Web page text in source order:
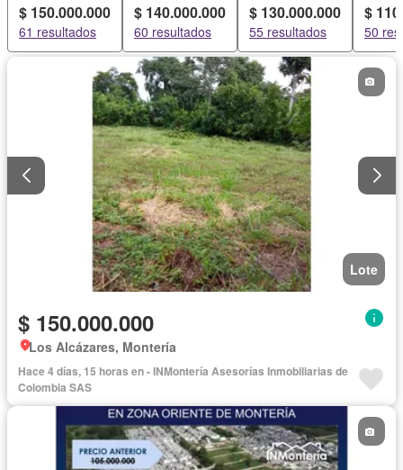
$ 150.000.000
61 resultados
$ 140.000.000
60 resultados
$ 130.000.000
55 resultados
$
50
Lote
$ 150.000.000
Los Alcázares, Montería
Hace 4 días, 15 horas en - INMontería Asesorías Inmobiliarias de
Colombia SAS